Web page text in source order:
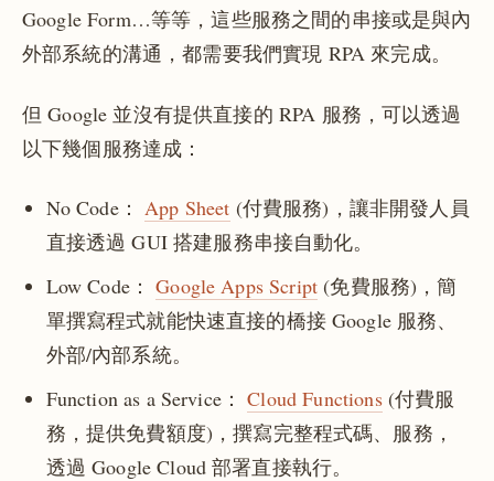
Google Form…等等，這些服務之間的串接或是與內
外部系統的溝通，都需要我們實現 RPA 來完成。
但 Google 並沒有提供直接的 RPA 服務，可以透過
以下幾個服務達成：
No Code：App Sheet (付費服務)，讓非開發人員
直接透過 GUI 搭建服務串接自動化。
Low Code：Google Apps Script (免費服務)，簡
單撰寫程式就能快速直接的橋接 Google 服務、
外部/內部系統。
Function as a Service：Cloud Functions(付費服
務，提供免費額度)，撰寫完整程式碼、服務，
透過 Google Cloud 部署直接執行。